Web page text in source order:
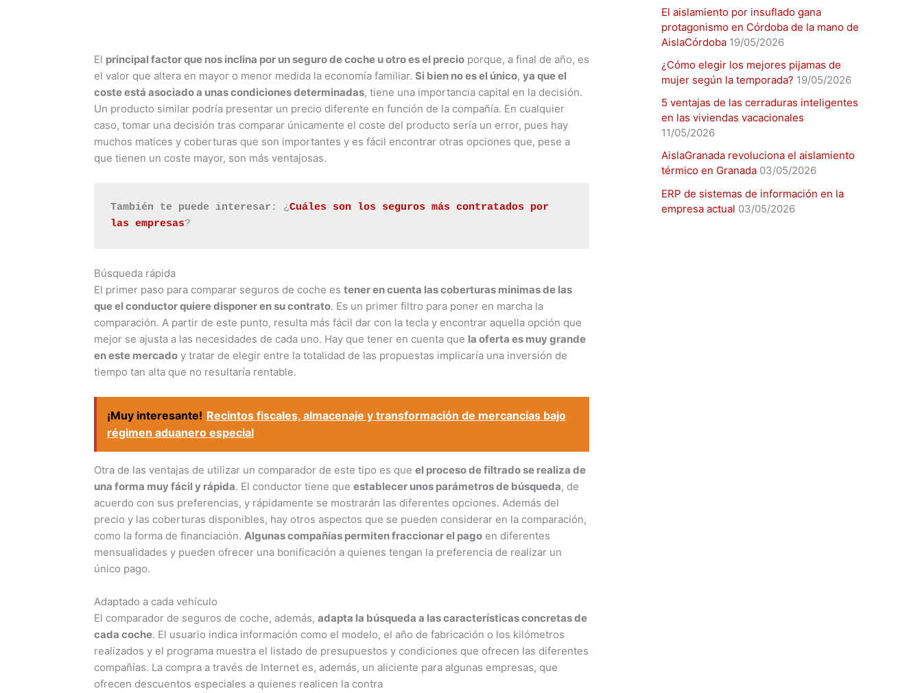
El principal factor que nos inclina por un seguro de coche u otro es el precio porque, a final de año, es
el valor que altera en mayor o menor medida la economía familiar. Si bien no es el único, ya que el
coste está asociado a unas condiciones determinadas, tiene una importancia capital en la decisión.
Un producto similar podría presentar un precio diferente en función de la compañía. En cualquier
caso, tomar una decisión tras comparar únicamente el coste del producto sería un error, pues hay
muchos matices y coberturas que son importantes y es fácil encontrar otras opciones que, pese a
que tienen un coste mayor, son más ventajosas.
También te puede interesar : ¿Cuáles son los seguros más contratados por
las empresas?
Búsqueda rápida
El primer paso para comparar seguros de coche es tener en cuenta las coberturas mínimas de las
que el conductor quiere disponer en su contrato. Es un primer filtro para poner en marcha la
comparación. A partir de este punto, resulta más fácil dar con la tecla y encontrar aquella opción que
mejor se ajusta a las necesidades de cada uno. Hay que tener en cuenta que la oferta es muy grande
en este mercado y tratar de elegir entre la totalidad de las propuestas implicaría una inversión de
tiempo tan alta que no resultaría rentable.
¡Muy interesante! Recintos fiscales, almacenaje y transformación de mercancías bajo
régimen aduanero especial
Otra de las ventajas de utilizar un comparador de este tipo es que el proceso de filtrado se realiza de
una forma muy fácil y rápida. El conductor tiene que establecer unos parámetros de búsqueda, de
acuerdo con sus preferencias, y rápidamente se mostrarán las diferentes opciones. Además del
precio y las coberturas disponibles, hay otros aspectos que se pueden considerar en la comparación,
como la forma de financiación. Algunas compañías permiten fraccionar el pago en diferentes
mensualidades y pueden ofrecer una bonificación a quienes tengan la preferencia de realizar un
único pago.
Adaptado a cada vehículo
El comparador de seguros de coche, además, adapta la búsqueda a las características concretas de
cada coche. El usuario indica información como el modelo, el año de fabricación o los kilómetros
realizados y el programa muestra el listado de presupuestos y condiciones que ofrecen las diferentes
compañías. La compra a través de Internet es, además, un aliciente para algunas empresas, que
ofrecen descuentos especiales a quienes realicen la contra
El aislamiento por insuflado gana
protagonismo en Córdoba de la mano de
AislaCórdoba 19/05/2026
¿Cómo elegir los mejores pijamas de
mujer según la temporada? 19/05/2026
5 ventajas de las cerraduras inteligentes
en las viviendas vacacionales
11/05/2026
AislaGranada revoluciona el aislamiento
térmico en Granada 03/05/2026
ERP de sistemas de información en la
empresa actual 03/05/2026